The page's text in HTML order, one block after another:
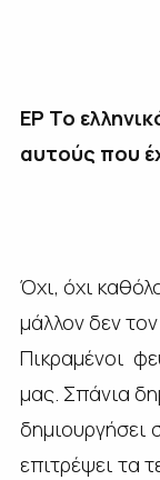
ΕΡ Το
αυτούς που
Όχι, όχι
μάλλον δεν τον
Πικραμένοι
μας. Σπάνια
δημιουργήσει
επιτρέψει τα